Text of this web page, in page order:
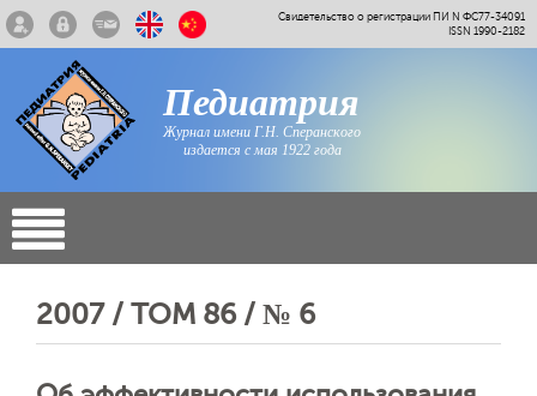
Свидетельство о регистрации ПИ N ФС77-34091
ISSN 1990-2182
Педиатрия
Журнал имени Г.Н. Сперанского
издается с мая 1922 года
2007 / ТОМ 86 / № 6